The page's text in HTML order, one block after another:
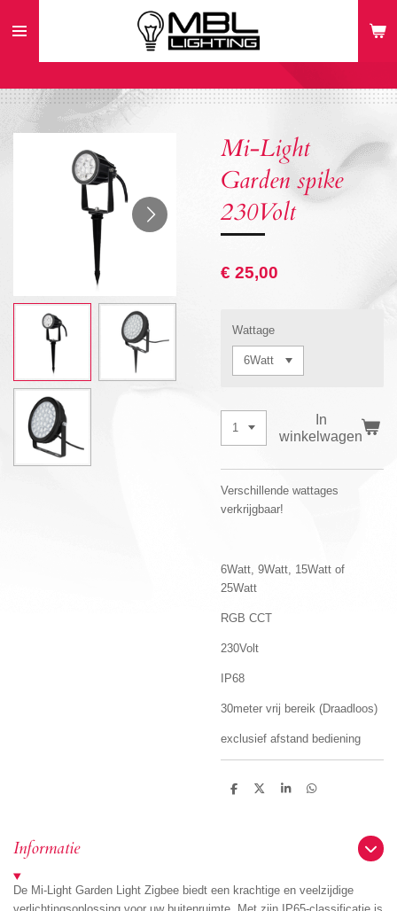
direct
hoofdinhoud
Mi-Light
Garden spike
230Volt
€ 25,00
Wattage
In
winkelwagen
Verschillende wattages
verkrijgbaar!
6Watt, 9Watt, 15Watt of
25Watt
RGB CCT
230Volt
IP68
30meter vrij bereik (Draadloos)
exclusief afstand bediening
D
D
S
D
Informatie
De Mi-Light Garden Light Zigbee biedt een krachtige en veelzijdige